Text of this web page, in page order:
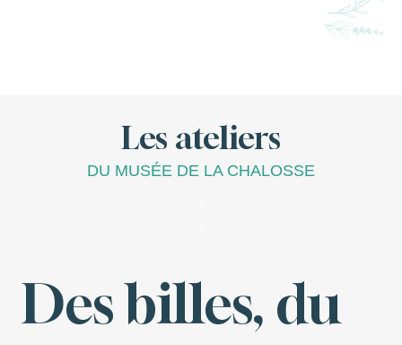
Les ateliers
DU MUSÉE DE LA CHALOSSE
Des billes, du